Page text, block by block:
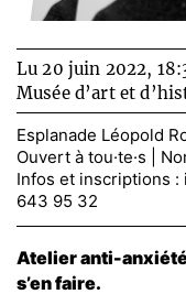
Lu 20 juin 2022,
Musée d’art et
Esplanade Léopold
Ouvert à tou·te·s |
Infos et inscriptions :
643 95 32
Atelier anti-anxiété
s’en faire.